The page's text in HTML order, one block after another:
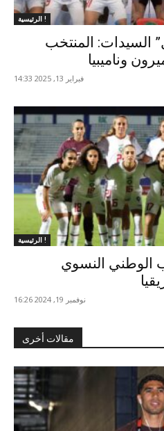
الرئيسية !
السيدات: المنتخب
وناميبيا
فبراير 13, 2025 14:33
الرئيسية !
الوطني النسوي
نوفمبر 19, 2024 16:26
مقالات أخرى